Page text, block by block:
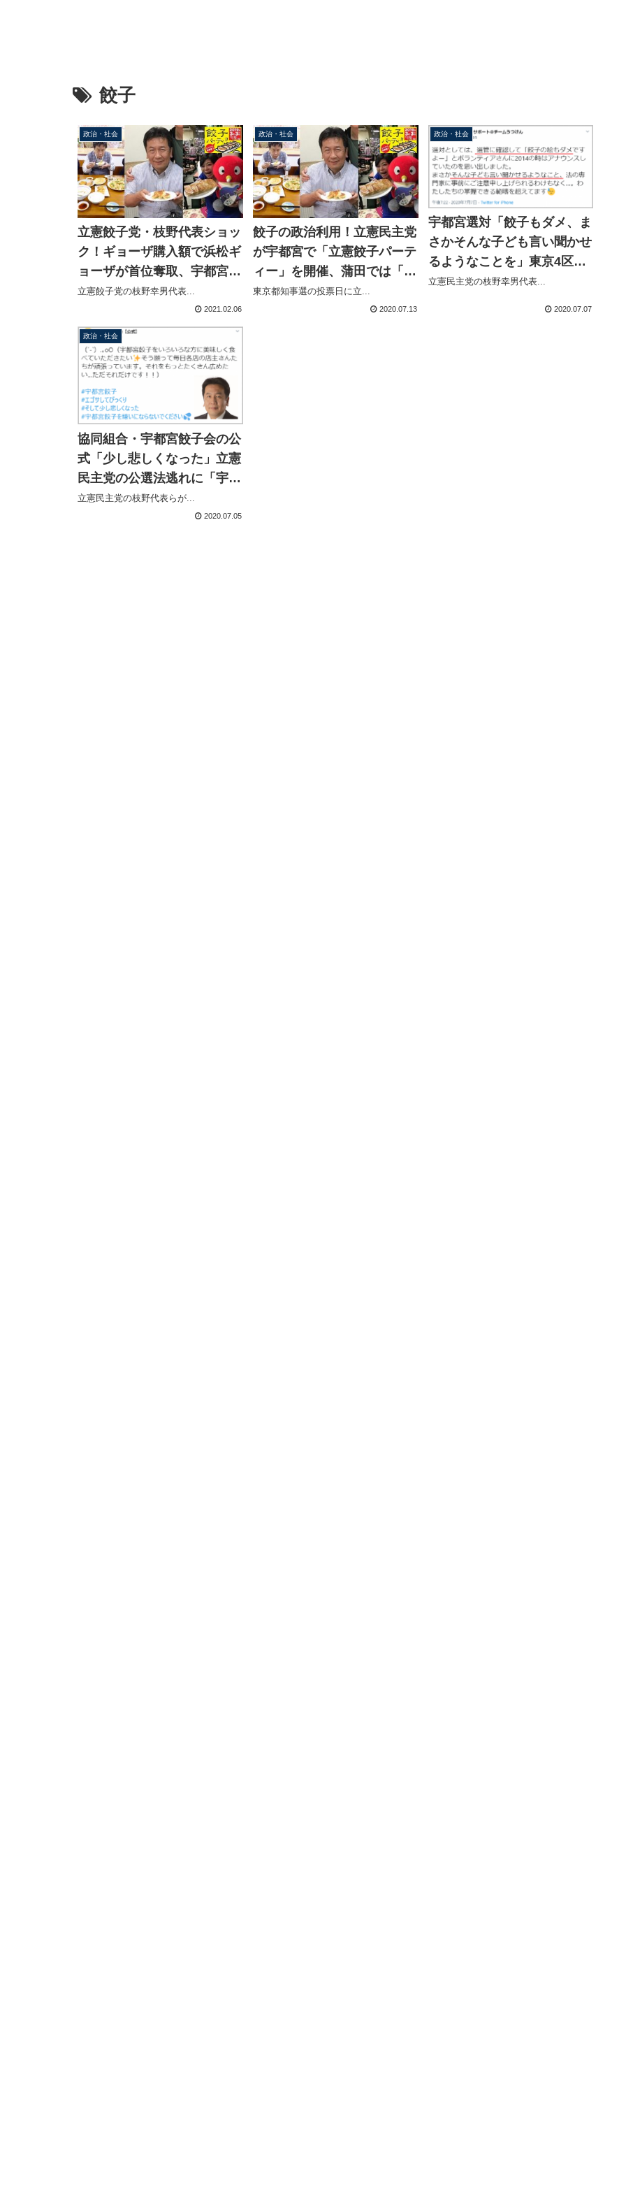
餃子
政治・社会
立憲餃子党・枝野代表ショッ
ク！ギョーザ購入額で浜松ギ
ョーザが首位奪取、宇都宮ギ
ョーザは2位に転落
立憲餃子党の枝野幸男代表...
2021.02.06
政治・社会
餃子の政治利用！立憲民主党
が宇都宮で「立憲餃子パーテ
ィー」を開催、蒲田では「え
だのんの講演を聞いて、蒲田
名物羽根つき餃子を食べよ
東京都知事選の投票日に立...
2020.07.13
政治・社会
宇都宮選対「餃子もダメ、ま
さかそんな子ども言い聞かせ
るようなことを」東京4区総
支部長「この件で苦情電話が
立憲民主党の枝野幸男代表...
2020.07.07
政治・社会
協同組合・宇都宮餃子会の公
式「少し悲しくなった」立憲
民主党の公選法逃れに「宇都
宮餃子」を利用され困惑
立憲民主党の枝野代表らが...
2020.07.05